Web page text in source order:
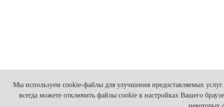
Мы используем cookie-файлы для улучшения предоставляемых
всегда можете отключить файлы cookie в настройках Вашего